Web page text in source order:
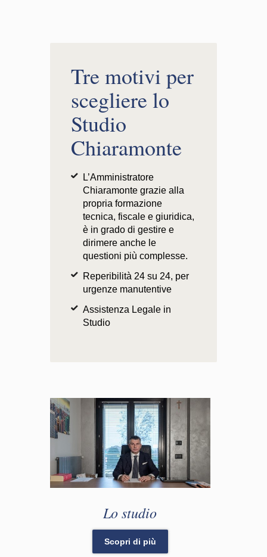
Tre motivi per
scegliere lo
Studio
Chiaramonte
L’Amministratore
Chiaramonte grazie alla
propria formazione
tecnica, fiscale e giuridica,
è in grado di gestire e
dirimere anche le
questioni più complesse.
Reperibilità 24 su 24, per
urgenze manutentive
Assistenza Legale in
Studio
Lo studio
Scopri di più